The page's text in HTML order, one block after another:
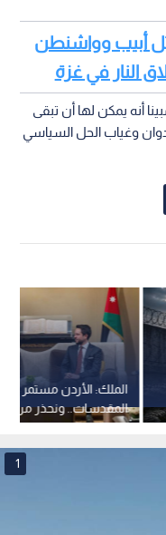
وتل أبيب وواشنطن
النار في غزة
أنه يمكن لها أن تبقى
وغياب الحل السياسي
الملك: الأردن مستمر في
المقدسات.. ونحذر من
الاضطرابات لفرض واقع
1